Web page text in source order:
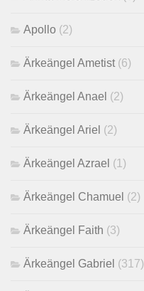
Apollo (2)
Ärkeängel Ametist (6)
Ärkeängel Anael (2)
Ärkeängel Ariel (2)
Ärkeängel Azrael (1)
Ärkeängel Chamuel (2)
Ärkeängel Faith (3)
Ärkeängel Gabriel (317)